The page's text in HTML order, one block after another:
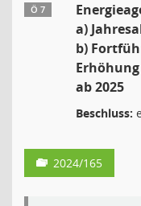
Ö 7
a)
b)
ab 2025
Beschluss:
2024/165